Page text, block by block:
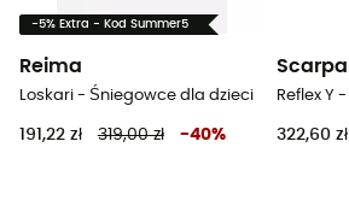
-5% Extra - Kod Summer5
Reima
Loskari - Śniegowce dla dzieci
191,22 zł 319,00 zł -40%
Scarpa
322,60 zł